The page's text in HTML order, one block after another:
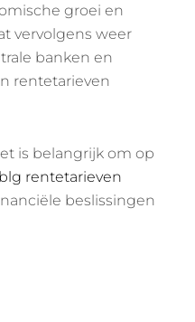
groei en
vervolgens weer
banken en
rentetarieven
is belangrijk om op
blg rentetarieven
beslissingen